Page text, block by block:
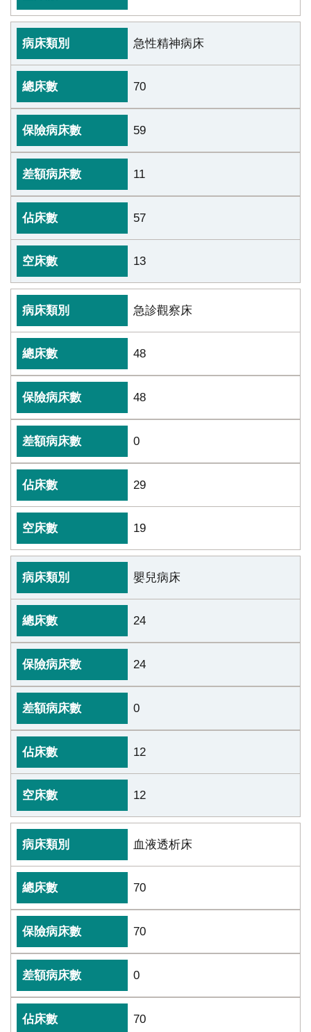
安
全
隱
私
權
宣
告
政
府
網
站
資
料
開
放
宣
告
請
選
擇
分
院
急性精神病床
70
59
11
57
13
急診觀察床
48
48
0
29
19
嬰兒病床
24
24
0
12
12
血液透析床
70
70
0
70